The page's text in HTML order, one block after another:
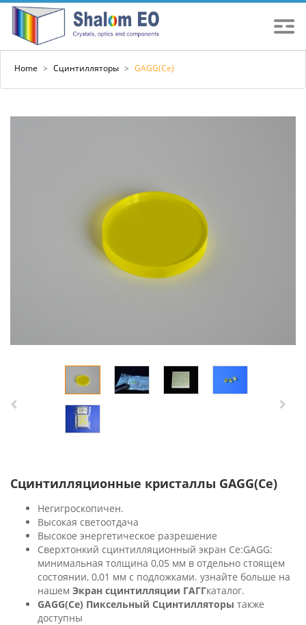
Home > Сцинтилляторы > GAGG(Ce)
Сцинтилляционные кристаллы GAGG(Ce)
Негигроскопичен.
Высокая светоотдача
Высокое энергетическое разрешение
Сверхтонкий сцинтилляционный экран Ce:GAGG:
минимальная толщина 0,05 мм в отдельно стоящем
состоянии, 0,01 мм с подложками. узнайте больше на
нашем Экран сцинтилляции ГАГГкаталог.
GAGG(Ce) Пиксельный Сцинтилляторы также
доступны